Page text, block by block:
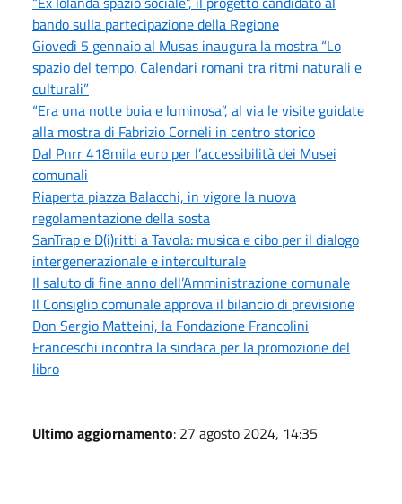
bando sulla partecipazione della Regione
Giovedì 5 gennaio al Musas inaugura la mostra “Lo
spazio del tempo. Calendari romani tra ritmi naturali e
culturali”
“Era una notte buia e luminosa”, al via le visite guidate
alla mostra di Fabrizio Corneli in centro storico
Dal Pnrr 418mila euro per l’accessibilità dei Musei
comunali
Riaperta piazza Balacchi, in vigore la nuova
regolamentazione della sosta
SanTrap e D(i)ritti a Tavola: musica e cibo per il dialogo
intergenerazionale e interculturale
Il saluto di fine anno dell’Amministrazione comunale
Il Consiglio comunale approva il bilancio di previsione
Don Sergio Matteini, la Fondazione Francolini
Franceschi incontra la sindaca per la promozione del
libro
Ultimo aggiornamento: 27 agosto 2024, 14:35